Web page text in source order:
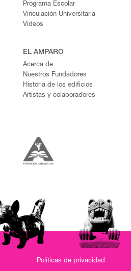
Programa Escolar
Vinculación Universitaria
Videos
EL AMPARO
Acerca de
Nuestros Fundadores
Historia de los edificios
Artistas y colaboradores
Políticas de privacidad